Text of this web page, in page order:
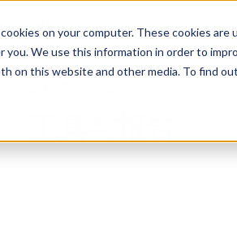
on your computer. These cookies
you. We use this information in order to
on this website and other media. To find